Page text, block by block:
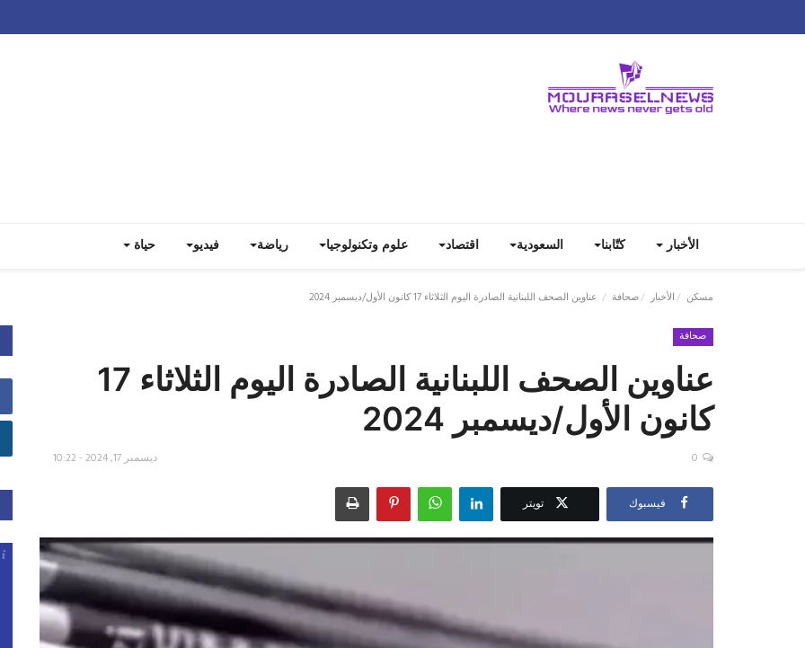
الأخبار كتّابنا السعودية اقتصاد علوم وتكنولوجيا رياضة فيديو حياة
مسكن الأخبار صحافة عناوين الصحف اللبنانية الصادرة اليوم الثلاثاء 17 كانون الأول/ديسمبر 2024
صحافة
عناوين الصحف اللبنانية الصادرة اليوم الثلاثاء 17
كانون الأول/ديسمبر 2024
ديسمبر 17, 2024 - 10:22 0
فيسبوك تويتر